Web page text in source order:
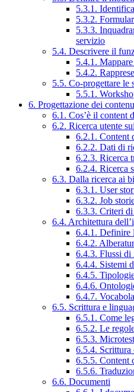
5.3.1.
5.3.2.
5.3.3.
servizio
5.4. Descrivere il
5.4.1. Mappare
5.4.2.
5.5. Co-progettare le
5.5.1.
6. Progettazione dei
6.1. Cos’è il content
6.2. Ricerca utente
6.2.1. Content
6.2.2. Dati di
6.2.3. Ricerca
6.2.4. Ricerca
6.3. Dalla ricerca ai
6.3.1. User
6.3.2. Job
6.3.3. Criteri di
6.4. Architettura
6.4.1. Definire
6.4.2.
6.4.3. Flussi di
6.4.4. Sistemi
6.4.5.
6.4.6.
6.4.7.
6.5. Scrittura e
6.5.1. Come
6.5.2. Le
6.5.3.
6.5.4. Scrittura
6.5.5. Content
6.5.6.
6.6. Documenti